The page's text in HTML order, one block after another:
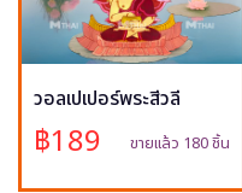
วอลเปเปอร์พระสีวลี
฿189 ขายแล้ว 180 ชิ้น